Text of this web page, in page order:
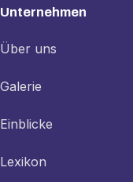
Unternehmen
Über uns
Galerie
Einblicke
Lexikon